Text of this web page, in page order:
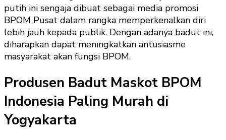
putih ini sengaja dibuat sebagai media promosi
BPOM Pusat dalam rangka memperkenalkan diri
lebih jauh kepada publik. Dengan adanya badut ini,
diharapkan dapat meningkatkan antusiasme
masyarakat akan fungsi BPOM.
Produsen Badut Maskot BPOM
Indonesia Paling Murah di
Yogyakarta